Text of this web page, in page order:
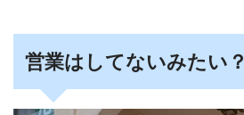
営業はしてないみたい？